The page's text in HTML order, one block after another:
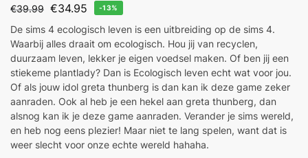
€39.99 €34.95 -13%
De sims 4 ecologisch leven is een uitbreiding op de sims 4.
Waarbij alles draait om ecologisch. Hou jij van recyclen,
duurzaam leven, lekker je eigen voedsel maken. Of ben jij een
stiekeme plantlady? Dan is Ecologisch leven echt wat voor jou.
Of als jouw idol greta thunberg is dan kan ik deze game zeker
aanraden. Ook al heb je een hekel aan greta thunberg, dan
alsnog kan ik je deze game aanraden. Verander je sims wereld,
en heb nog eens plezier! Maar niet te lang spelen, want dat is
weer slecht voor onze echte wereld hahaha.